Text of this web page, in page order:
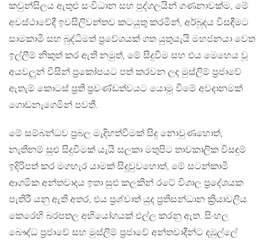
කවුන්සිලය ඇතුළු සංවිධාන සහ පුද්ගලයින් ගණනාවක්ම, මේ
අවස්ථාවේදී ඉවසිලිවන්තව කටයුතු කරමින්, අර්බුදය විසඳීමට
සාමකාමී සහ බුද්ධිමත් ප්‍රවේශයක් ගත යුතුයැයි මහජනයා වෙත
ඉල්ලීම් නිකුත් කර ඇති නමුත්, මේ සිදුවීම සහ එය මෙහෙය වූ
අයවලුන් විසින් ප්‍රකෝපයට පත් කරවන ලද මුස්ලිම් ප්‍රජාවේ
ඇතැම් කොටස් ප්‍රති ප්‍රචණ්ඩත්වයට යොමු වීමේ අවදානමක්
ගොඩනැගෙමින් පවතී.
මේ සම්බන්ධව ප්‍රබල මැදිහත්වීමක් සිදු නොවුණහොත්,
නැතිනම් සුළු සිදුවීමක් යැයි සලකා මතුපිට තාවකාලික විසඳුම්
ඉදිරිපත් කර මගහැර යාමක් සිදුවුවහොත්, මේ සටන්කාමී
ආගමික අන්තවාදය ඉතා සුළු කලකින් රටේ විශාල ප්‍රදේශයක
පැතිරී යනු ඇති අතර, එය ප්‍රශ්චාත් යුද ප්‍රතිසන්ධාන ක්‍රියාවලිය
කෙරෙහි බරපතල අභියෝගයක් එල්ල කරනු ඇත. සිංහල
බෞද්ධ ප්‍රජාවේ සහ මුස්ලිම් ප්‍රජාවේ අන්තවාදීන්ට දඹුල්ලේ